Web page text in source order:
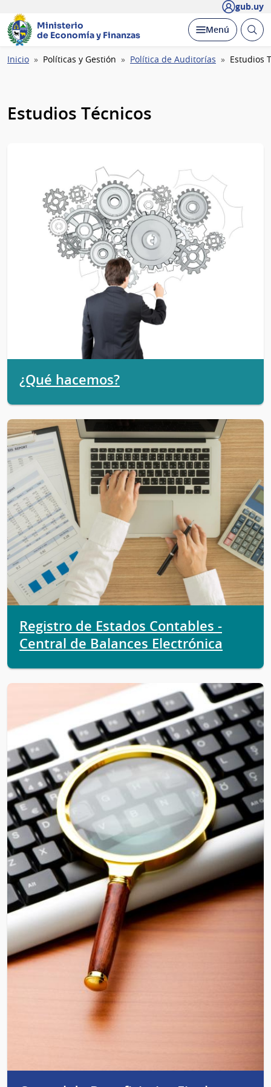
gub.uy
Ministerio
de Economía y Finanzas
Desplegar
Menú Abrir
Ruta
Inicio Políticas y Gestión Política de Auditorías Estudios
Estudios Técnicos
¿Qué hacemos?
Registro de Estados Contables -
Central de Balances Electrónica